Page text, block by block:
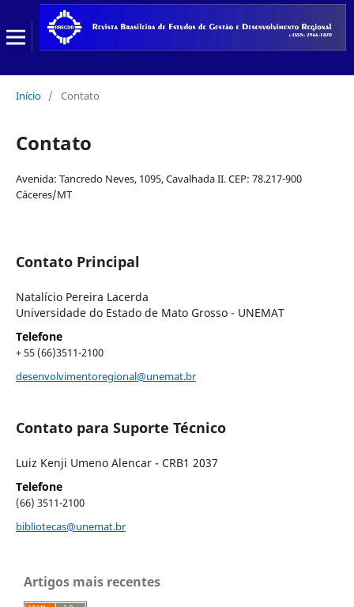
Início / Contato
Contato
Avenida: Tancredo Neves, 1095, Cavalhada II. CEP: 78.217-900
Cáceres/MT
Contato Principal
Natalício Pereira Lacerda
Universidade do Estado de Mato Grosso - UNEMAT
Telefone
+ 55 (66)3511-2100
desenvolvimentoregional@unemat.br
Contato para Suporte Técnico
Luiz Kenji Umeno Alencar - CRB1 2037
Telefone
(66) 3511-2100
bibliotecas@unemat.br
Artigos mais recentes